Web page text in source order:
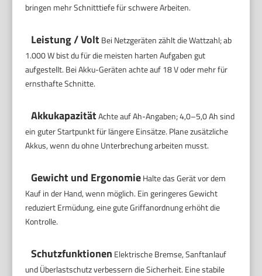
bringen mehr Schnitttiefe für schwere Arbeiten.
Leistung / Volt Bei Netzgeräten zählt die Wattzahl; ab
1.000 W bist du für die meisten harten Aufgaben gut
aufgestellt. Bei Akku-Geräten achte auf 18 V oder mehr für
ernsthafte Schnitte.
AkkukapazitätAchte auf Ah-Angaben; 4,0–5,0 Ah sind
ein guter Startpunkt für längere Einsätze. Plane zusätzliche
Akkus, wenn du ohne Unterbrechung arbeiten musst.
Gewicht und ErgonomieHalte das Gerät vor dem
Kauf in der Hand, wenn möglich. Ein geringeres Gewicht
reduziert Ermüdung, eine gute Griffanordnung erhöht die
Kontrolle.
Schutzfunktionen Elektrische Bremse, Sanftanlauf
und Überlastschutz verbessern die Sicherheit. Eine stabile